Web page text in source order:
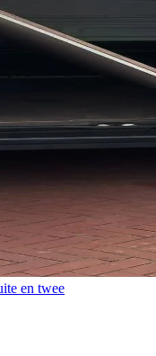
en twee